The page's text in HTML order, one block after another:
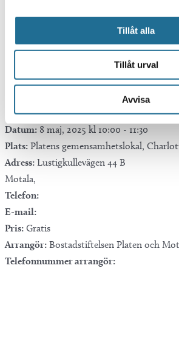
Tillåt alla
Tillåt urval
Avvisa
Google Kalender
Outlook 365
Datum: 8 maj, 2025 kl 10:00 - 11:30
Plats: Platens gemensamhetslokal,
Adress: Lustigkullevägen 44 B
Motala,
Telefon:
E-mail:
Pris: Gratis
Arrangör: Bostadstiftelsen Platen och
Telefonnummer arrangör: